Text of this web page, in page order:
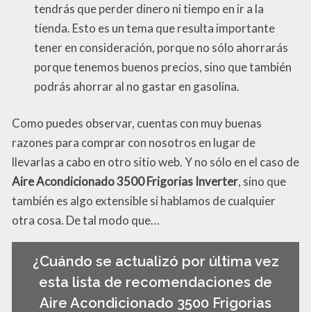
tendrás que perder dinero ni tiempo en ir a la
tienda. Esto es un tema que resulta importante
tener en consideración, porque no sólo ahorrarás
porque tenemos buenos precios, sino que también
podrás ahorrar al no gastar en gasolina.
Como puedes observar, cuentas con muy buenas
razones para comprar con nosotros en lugar de
llevarlas a cabo en otro sitio web. Y no sólo en el caso de
Aire Acondicionado 3500 Frigorias Inverter, sino que
también es algo extensible si hablamos de cualquier
otra cosa. De tal modo que…
¿Cuándo se actualizó por última vez
esta lista de recomendaciones de
Aire Acondicionado 3500 Frigorias